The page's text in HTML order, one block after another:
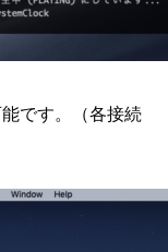
です。（各接続